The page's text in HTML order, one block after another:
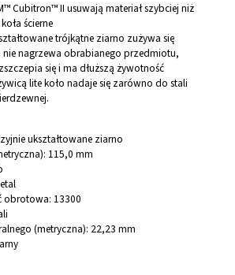
Cubitron™ II usuwają materiał szybciej niż
ścierne
trójkątne ziarno zużywa się
nagrzewa obrabianego przedmiotu,
się i ma dłuższą żywotność
lite koło nadaje się zarówno do stali
ukształtowane ziarno
115,0 mm
obrotowa: 13300
(metryczna): 22,23 mm